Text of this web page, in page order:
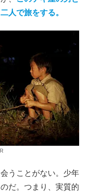
人で旅をする。
うことがない。少年
だ。つまり、実質的